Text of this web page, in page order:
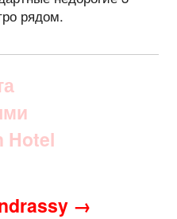
рядом.
→